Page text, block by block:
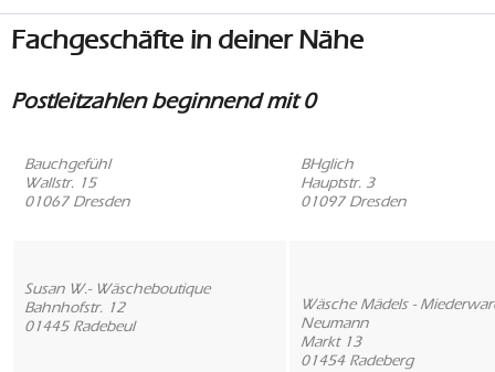
Fachgeschäfte in deiner Nähe
Postleitzahlen beginnend mit 0
Bauchgefühl
Wallstr. 15
01067 Dresden
BHglich
Hauptstr. 3
01097 Dresden
Susan W.- Wäscheboutique
Bahnhofstr. 12
01445 Radebeul
Wäsche Mädels -
Neumann
Markt 13
01454 Radeberg